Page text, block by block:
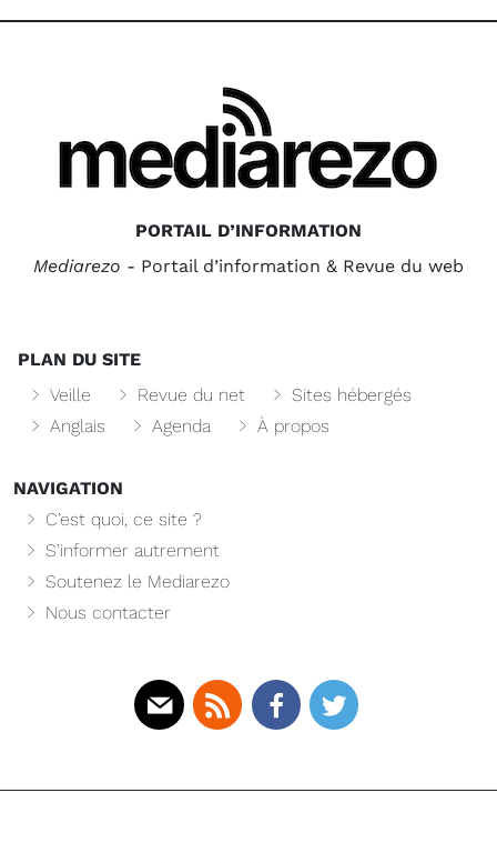
PORTAIL D’INFORMATION
Mediarezo - Portail d’information & Revue du web
PLAN DU SITE
Veille
Revue du net
Sites hébergés
Anglais
Agenda À propos
NAVIGATION
C’est quoi, ce site ?
S’informer autrement
Soutenez le Mediarezo
Nous contacter